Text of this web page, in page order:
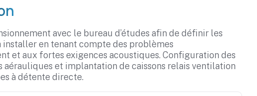
avec le bureau d’études afin de définir les
installer en tenant compte des problèmes
et aux fortes exigences acoustiques. Configuration des
aérauliques et implantation de caissons relais ventilation
à détente directe.